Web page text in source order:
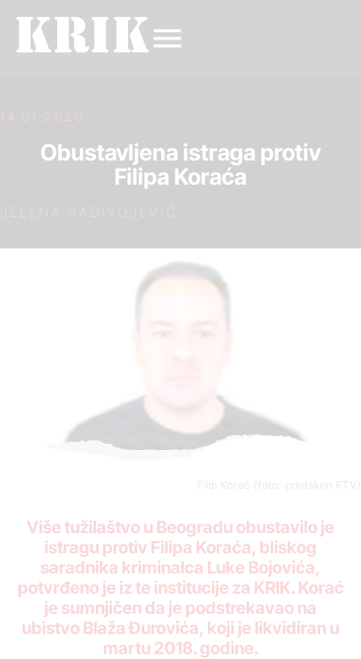
14.01.2020.
Obustavljena istraga protiv
Filipa Koraća
Filip Korać (foto: printskrin FTV)
Više tužilaštvo u Beogradu obustavilo je
istragu protiv Filipa Koraća, bliskog
saradnika kriminalca Luke Bojovića,
potvrđeno je iz te institucije za KRIK. Korać
je sumnjičen da je podstrekavao na
ubistvo Blaža Đurovića, koji je likvidiran u
martu 2018. godine.